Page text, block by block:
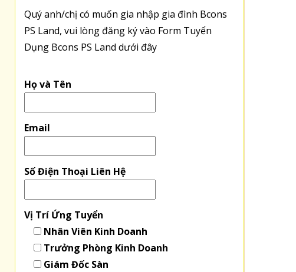
Quý anh/chị có muốn gia nhập gia đình Bcons
PS Land, vui lòng đăng ký vào Form Tuyển
Dụng Bcons PS Land dưới đây
Họ và Tên
Email
Số Điện Thoại Liên Hệ
Vị Trí Ứng Tuyển
Nhân Viên Kinh Doanh
Trưởng Phòng Kinh Doanh
Giám Đốc Sàn